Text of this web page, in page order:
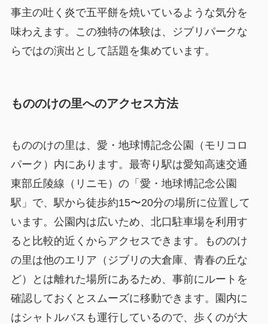
事主の吐く炎で五平餅を焼いているような気分を
味わえます。この独特の体験は、ジブリパークな
らではの演出として話題を集めています。
もののけの里へのアクセス方法
もののけの里は、愛・地球博記念公園（モリコロ
パーク）内にあります。最寄り駅は愛知高速交通
東部丘陵線（リニモ）の「愛・地球博記念公園
駅」で、駅から徒歩約15〜20分の場所に位置して
います。公園内は広いため、北口駐車場を利用す
ると比較的近くからアクセスできます。もののけ
の里は他のエリア（ジブリの大倉庫、青春の丘な
ど）とは離れた場所にあるため、事前にルートを
確認しておくとスムーズに移動できます。園内に
はシャトルバスも運行しているので、歩くのが大